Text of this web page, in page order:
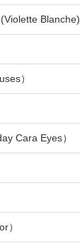
Blanche)
）
Cara Eyes）
）